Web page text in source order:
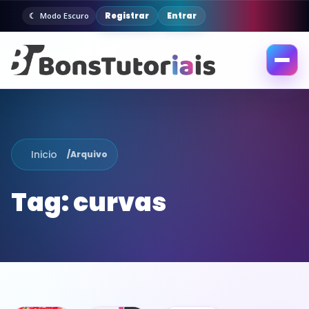
Modo Escuro Registrar Entrar
Abrir
Inicio /Arquivo
Tag:curvas